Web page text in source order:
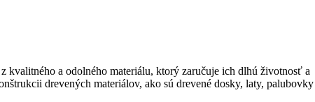
kvalitného a odolného materiálu, ktorý zaručuje ich dlhú životnosť a
drevených materiálov, ako sú drevené dosky, laty, palubovky